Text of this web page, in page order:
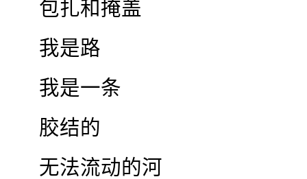
包扎和掩盖
我是路
我是一条
胶结的
无法流动的河